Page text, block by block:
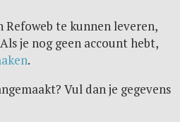
Refoweb te kunnen leveren,
je nog geen account hebt,
.
Vul dan je gegevens